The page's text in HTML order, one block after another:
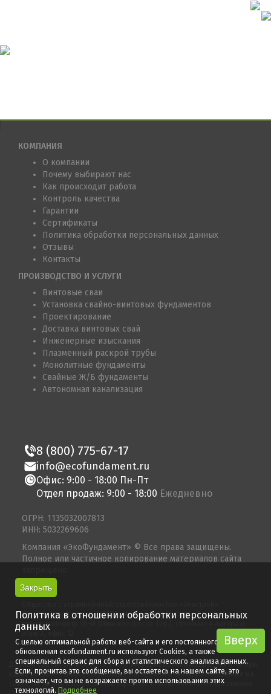
КОМПАНИЯ
О компании
Почему выбирают нас
Как происходит работа
Контроль качества
Гарантии
Сертификаты
Политика обработки персональных данных
Отзывы
Контакты
ПРОИЗВОДСТВО И УСЛУГИ
Винтовые сваи
Установка свайно-винтовых фундаментов
Проектирование
Доставка винтовых свай
Инженерные изыскания
Плазменный раскрой трубы
Монолитные фундаменты
Свайные Ж/Б фундаменты
Автономная канализация
8 (800) 775-67-17
info@ecofundament.ru
Офис: 9:00 - 18:00 Пн-Пт
Отдел продаж: 9:00 - 18:00 Ежедневно
Юридический адрес: 143080, Московская область, Одинцово
город, километр 30-Й (Минское Шоссе Тер.), строение 4 литера и,
ОГРН: 1135032007813
ИНН: 5032269606
Компания «ЭкоФундамент» © Все права защищены.
Полное или частичное копирование материалов сайта
© 2026
Данный сайт носит исключительно информационный характер и ни при
каких условиях информационные материалы и цены, размещенные на
сайте, не являются публичной офертой, определяемой положениями
Вверх
Вверх
Закрыть
Политика в отношении обработки персональных
данных
С целью оптимальной работы веб-сайта и его постоянного
обновления ecofundament.ru используют Cookies, а также
специальный сервис для сбора и статистического анализа данных.
Если, прочитав это сообщение, вы остаетесь на нашем сайте, это
означает, что вы не возражаете против использования этих
технологий. Подробнее